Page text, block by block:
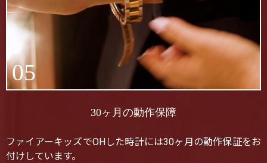
05
30ヶ月の動作保障
ファイアーキッズでOHした時計には30ヶ月の動作保証をお
付けしています。